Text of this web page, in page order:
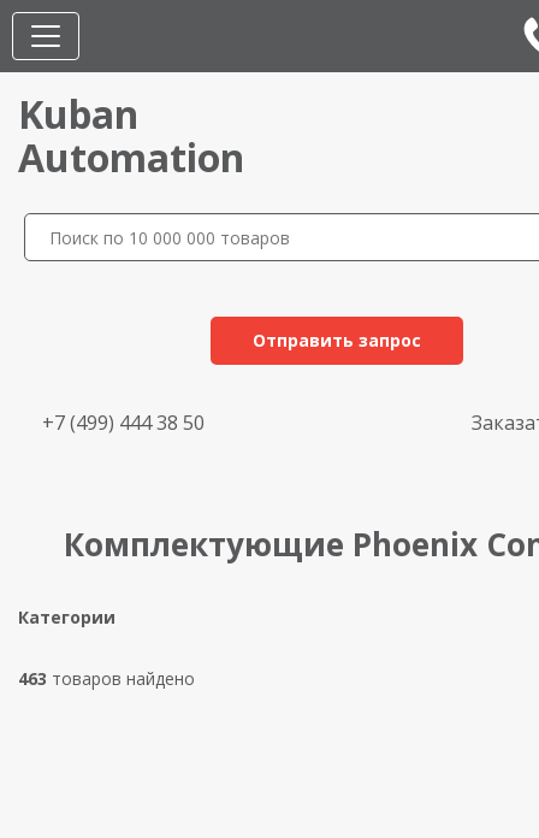
Kuban
Automation
Отправить запрос
+7 (499) 444 38 50
Комплектующие Phoenix
Категории
463 товаров найдено